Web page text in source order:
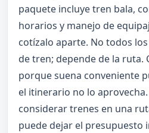
paquete incluye tren bala,
horarios y manejo de
cotízalo aparte. No todos
de tren; depende de la ruta.
porque suena conveniente
el itinerario no lo
considerar trenes en una
puede dejar el presupuesto